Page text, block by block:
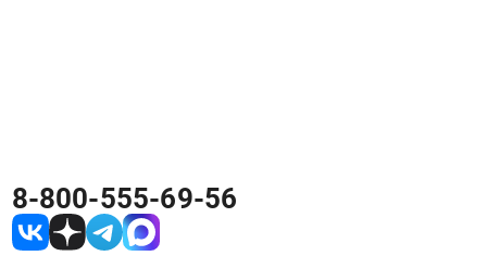
8-800-555-69-56